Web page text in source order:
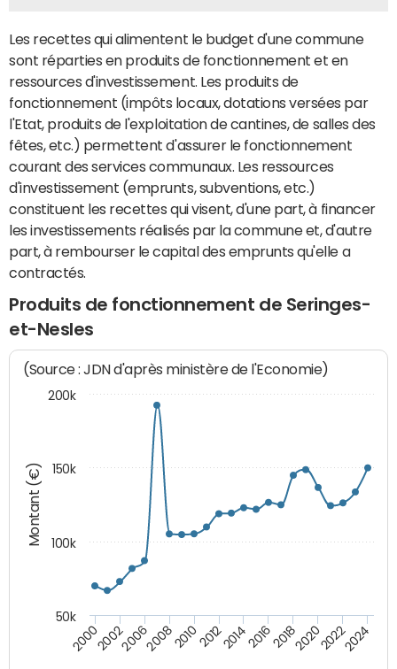
Les recettes qui alimentent le budget d'une commune
sont réparties en produits de fonctionnement et en
ressources d'investissement. Les produits de
fonctionnement (impôts locaux, dotations versées par
l'Etat, produits de l'exploitation de cantines, de salles des
fêtes, etc.) permettent d'assurer le fonctionnement
courant des services communaux. Les ressources
d'investissement (emprunts, subventions, etc.)
constituent les recettes qui visent, d'une part, à financer
les investissements réalisés par la commune et, d'autre
part, à rembourser le capital des emprunts qu'elle a
contractés.
Produits de fonctionnement de Seringes-
et-Nesles
Montant (€)
(Source : JDN d'après ministère de l'Economie)
200020022006200820102012201420162018202020222024
50k
100k
150k
200k